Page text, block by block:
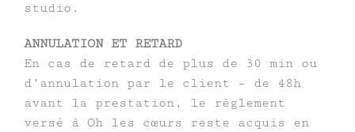
studio.
ANNULATION ET RETARD
En cas de retard de plus de 30 min ou
d’annulation par le client – de 48h
avant la prestation, le règlement
versé à Oh les cœurs reste acquis en